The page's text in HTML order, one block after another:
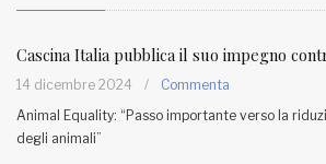
Cascina Italia pubblica il suo impegno
14 dicembre 2024 /
Commenta
Animal Equality: “Passo importante verso la
degli animali”